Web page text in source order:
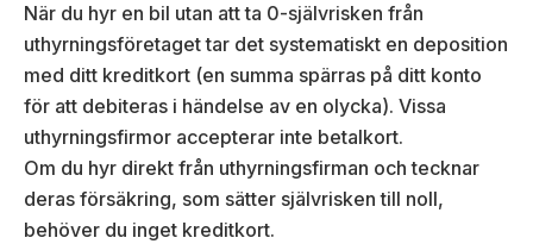
När du hyr en bil utan att ta 0-självrisken från
uthyrningsföretaget tar det systematiskt en deposition
med ditt kreditkort (en summa spärras på ditt konto
för att debiteras i händelse av en olycka). Vissa
uthyrningsfirmor accepterar inte betalkort.
Om du hyr direkt från uthyrningsfirman och tecknar
deras försäkring, som sätter självrisken till noll,
behöver du inget kreditkort.